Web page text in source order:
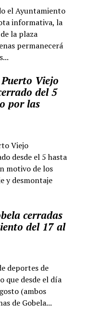
el Ayuntamiento
informativa, la
la plaza
permanecerá
Viejo
del 5
por las
Viejo
desde el 5 hasta
motivo de los
y desmontaje
cerradas
del 17 al
deportes de
que desde el día
(ambos
de Gobela...